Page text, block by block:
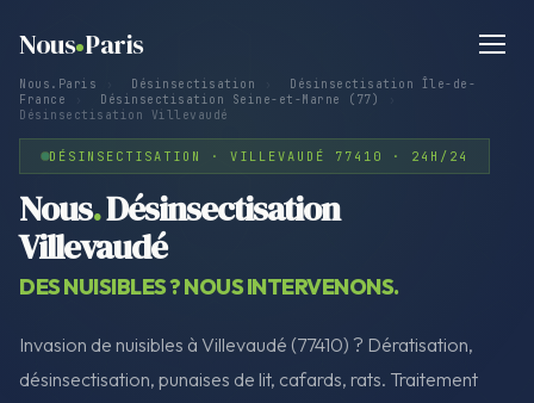
Nous Paris
Nous.Paris Désinsectisation
Désinsectisation Île-de-
France
Désinsectisation Seine-et-Marne (77)
Désinsectisation Villevaudé
DÉSINSECTISATION · VILLEVAUDÉ 77410 · 24H/24
Nous.Désinsectisation
Villevaudé
DES NUISIBLES ? NOUS INTERVENONS.
Invasion de nuisibles à Villevaudé (77410) ? Dératisation,
désinsectisation, punaises de lit, cafards, rats. Traitement